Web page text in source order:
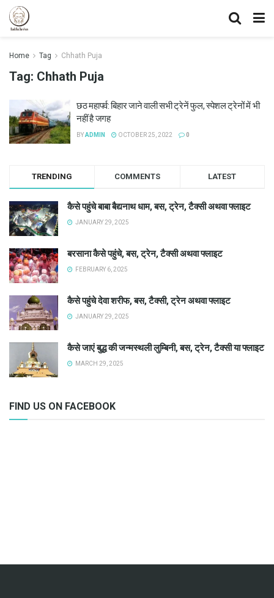
Home Tag Chhath Puja
Tag: Chhath Puja
छठ महापर्व: बिहार जाने वाली सभी ट्रेनें फुल, स्पेशल ट्रेनों में भी
नहीं है जगह
BYADMIN OCTOBER 25, 2022 0
TRENDING COMMENTS LATEST
कैसे पहुंचे बाबा बैद्यनाथ धाम, बस, ट्रेन, टैक्सी अथवा फ्लाइट
JANUARY 29, 2025
बरसाना कैसे पहुंचे, बस, ट्रेन, टैक्सी अथवा फ्लाइट
FEBRUARY 6, 2025
कैसे पहुंचे देवा शरीफ, बस, टैक्सी, ट्रेन अथवा फ्लाइट
JANUARY 29, 2025
कैसे जाएं बुद्ध की जन्मस्थली लुम्बिनी, बस, ट्रेन, टैक्सी या फ्लाइट
MARCH 29, 2025
FIND US ON FACEBOOK